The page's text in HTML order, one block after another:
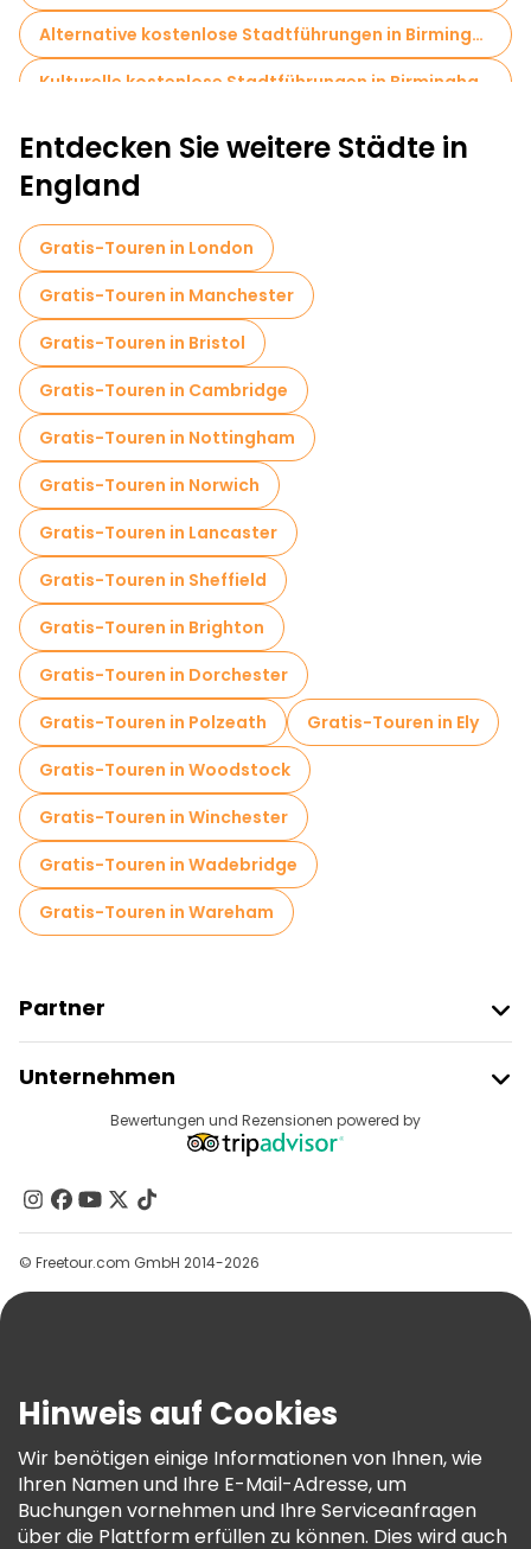
Alternative kostenlose Stadtführungen in Birmingham
Kostenlose Rundgänge für Familien in Birmingham
Selbstgeführte Touren in Birmingham
Lokale Verkostungstouren in Birmingham
Kostenlose Führungen in der Nähe Victoria Square
Entdecken Sie weitere Städte in
England
Gratis-Touren in London
Gratis-Touren in Manchester
Gratis-Touren in Bristol
Gratis-Touren in Cambridge
Gratis-Touren in Nottingham
Gratis-Touren in Norwich
Gratis-Touren in Lancaster
Gratis-Touren in Sheffield
Gratis-Touren in Brighton
Gratis-Touren in Dorchester
Gratis-Touren in Polzeath
Gratis-Touren in Ely
Gratis-Touren in Woodstock
Gratis-Touren in Winchester
Gratis-Touren in Wadebridge
Gratis-Touren in Wareham
Partner
Anbieter-Anmeldung
Affiliate-Programm
Unternehmen
Reiseziele
Kontakt
Gruppen
Hilfe
AGB Und Rechtliches
Cookie-Richtlinie
Freetour Auszeichnungen
Treueprogramm
Bewertungen und Rezensionen powered by
© Freetour.com GmbH 2014-2026
Hinweis auf Cookies
Wir benötigen einige Informationen von Ihnen, wie
Ihren Namen und Ihre E-Mail-Adresse, um
Buchungen vornehmen und Ihre Serviceanfragen
über die Plattform erfüllen zu können. Dies wird auch